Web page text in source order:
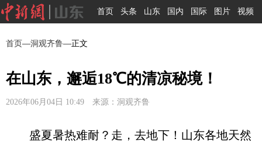
首页 头条 山东 国内 国际 图片 视频
首页—洞观齐鲁—正文
在山东，邂逅18℃的清凉秘境！
2026年06月04日 10:49 来源：洞观齐鲁
盛夏暑热难耐？走，去地下！山东各地天然